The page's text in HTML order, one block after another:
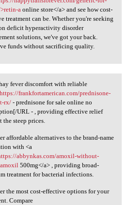
a online store</a> and see how cost-
treatment can be. Whether you're seeking
deficit hyperactivity disorder
solutions, we've got your back.
funds without sacrificing quality.
fever discomfort
fever discomfort with reliable
frankfortamerican.com/prednisone-
rx/- prednisone for sale online no
URL - , providing effective relief
the steep prices.
affordable alternatives to the brand-name
with <a
abbynkas.com/amoxil-without-
500mg</a> , providing broad-
treatment for bacterial infections.
the most cost-effective options for your
Compare